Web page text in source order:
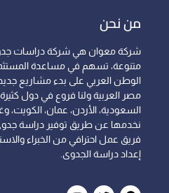
من نحن
شركة معوان هي شركة دراسات
متنوعة، تسهم في مساعدة
الوطن العربي على بدء مشاريع
مصر العربية ولنا فروع في دول
السعودية، الأردن، عمان، الكويت،
نخدمها عن طريق توفير دراسة
فريق عمل احترافي من الخبراء
إعداد دراسة الجدوى.